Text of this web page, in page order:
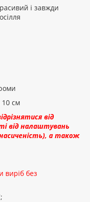
і завжди
см
від
від налаштувань
а також
виріб без